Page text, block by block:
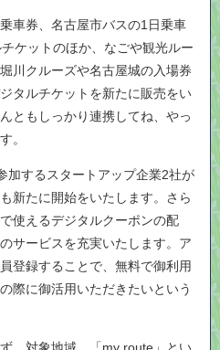
車券、名古屋市バスの1日乗車
ケットのほか、なごや観光ルー
川クルーズや名古屋城の入場券
タルチケットを新たに販売をい
ともしっかり連携してね、やっ
。
加するスタートアップ企業2社が
新たに開始をいたします。さら
使えるデジタルクーポンの配
サービスを充実いたします。ア
登録することで、無料で御利用
際に御活用いただきたいという